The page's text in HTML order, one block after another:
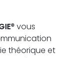
® vous
théorique et